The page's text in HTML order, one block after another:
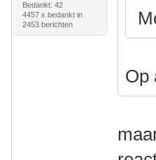
Bedankt: 42
4457 x bedankt in
2453 berichten
Op